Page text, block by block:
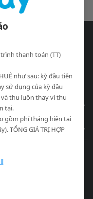
Vina.
tại Việt Nam.
thanh toán (TT)
như sau: kỳ đầu tiên
sử dụng của kỳ đầu
thu luôn thay vì thu
tại.
gồm phí tháng hiện tại
TỔNG GIÁ TRỊ HỢP